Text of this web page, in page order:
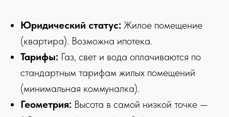
Юридический статус: Жилое помещение
(квартира). Возможна ипотека.
Тарифы: Газ, свет и вода оплачиваются по
стандартным тарифам жилых помещений
(минимальная коммуналка).
Геометрия: Высота в самой низкой точке —